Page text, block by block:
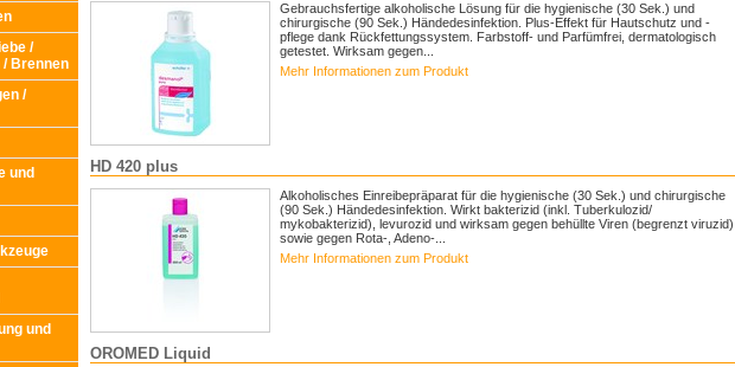
/
/ Brennen
/
und
und
Gebrauchsfertige alkoholische Lösung für die hygienische (30 Sek.) und
chirurgische (90 Sek.) Händedesinfektion. Plus-Effekt für Hautschutz und -
pflege dank Rückfettungssystem. Farbstoff- und Parfümfrei, dermatologisch
getestet. Wirksam gegen...
Mehr Informationen zum Produkt
HD 420 plus
Alkoholisches Einreibepräparat für die hygienische (30 Sek.) und chirurgische
(90 Sek.) Händedesinfektion. Wirkt bakterizid (inkl. Tuberkulozid/
mykobakterizid), levurozid und wirksam gegen behüllte Viren (begrenzt viruzid)
sowie gegen Rota-, Adeno-...
Mehr Informationen zum Produkt
OROMED Liquid